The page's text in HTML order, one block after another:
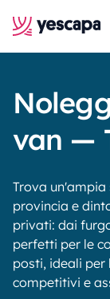
van —
Trova un'ampia
provincia e
privati: dai
perfetti per le
posti, ideali per
competitivi e